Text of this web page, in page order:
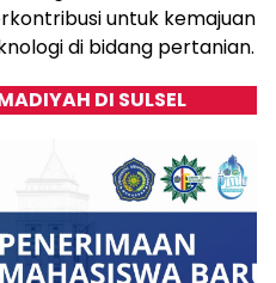
untuk kemajuan
di bidang pertanian.
DI SULSEL